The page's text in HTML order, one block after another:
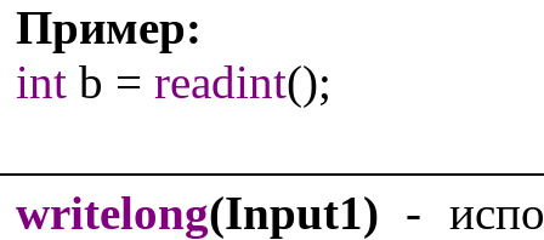
Пример:
int b = readint();
writelong(Input1) -